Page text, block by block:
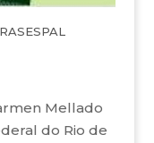
Mellado
do Rio de